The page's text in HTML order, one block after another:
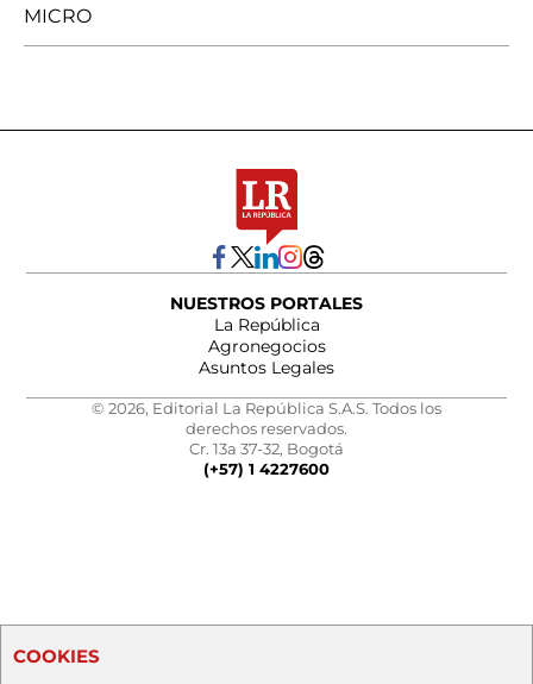
MICRO
NUESTROS PORTALES
La República
Agronegocios
Asuntos Legales
© 2026, Editorial La República S.A.S. Todos los
derechos reservados.
Cr. 13a 37-32, Bogotá
(+57) 1 4227600
COOKIES